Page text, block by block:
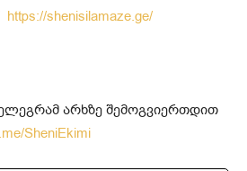
https://shenisilamaze.ge/
არხზე შემოგვიერთდით
SheniEkimi